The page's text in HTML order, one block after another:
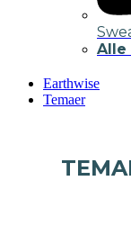
Alle
Earthwise
Temaer